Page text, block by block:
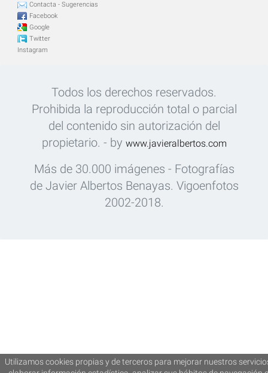
Contacta - Sugerencias
Facebook
Google
Twitter
Instagram
Todos los derechos reservados.
Prohibida la reproducción total o parcial
del contenido sin autorización del
propietario. - by www.javieralbertos.com
Más de 30.000 imágenes - Fotografías
de Javier Albertos Benayas. Vigoenfotos
2002-2018.
Utilizamos cookies propias y de terceros para mejorar nuestros